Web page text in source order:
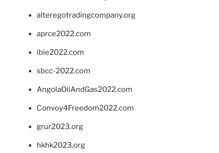
alteregotradingcompany.org
aprce2022.com
ibie2022.com
sbcc-2022.com
AngolaOilAndGas2022.com
Convoy4Freedom2022.com
grur2023.org
hkhk2023.org